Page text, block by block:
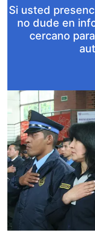
Si usted
no dude en
cercano